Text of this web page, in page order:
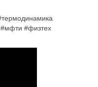
#физтех